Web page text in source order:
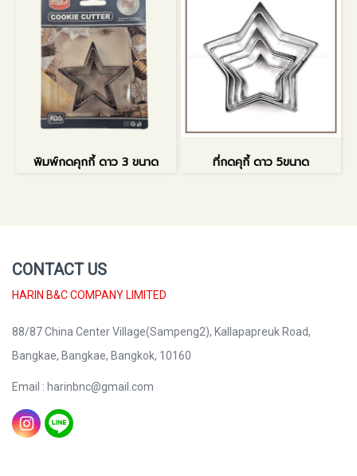
พิมพ์กดคุกกี้ ดาว 3 ขนาด ที่กดคุกี้ ดาว 5ขนาด
CONTACT US
HARIN B&C COMPANY LIMITED
88/87 China Center Village(Sampeng2), Kallapapreuk Road,
Bangkae, Bangkae, Bangkok, 10160
Email : harinbnc@gmail.com